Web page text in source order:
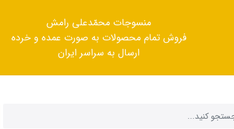
منسوجات محمّدعلی رامش
فروش تمام محصولات به صورت عمده و خرده
ارسال به سراسر ایران